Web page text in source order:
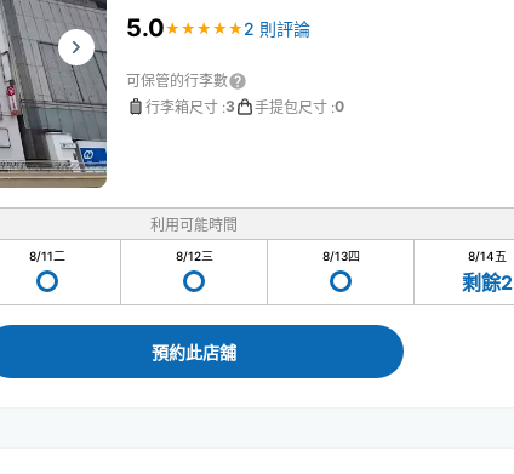
5.0★ ★ ★ ★ ★
★ ★ ★ ★ ★ 2 則評論
可保管的行李數
行李箱尺寸 :3 手提包尺寸 :0
利用可能時間
8/11二 8/12三 8/13四 8/14五
剩餘2
預約此店舖